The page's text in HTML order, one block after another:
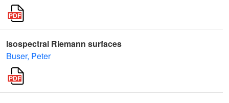
Isospectral Riemann surfaces
Buser, Peter